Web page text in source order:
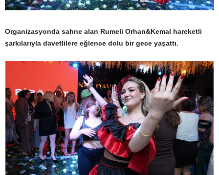
Organizasyonda sahne alan Rumeli Orhan&Kemal hareketli
şarkılarıyla davetlilere eğlence dolu bir gece yaşattı.